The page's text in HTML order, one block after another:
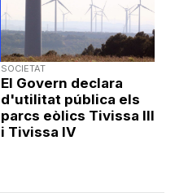
SOCIETAT
El Govern declara
d'utilitat pública els
parcs eòlics Tivissa III
i Tivissa IV